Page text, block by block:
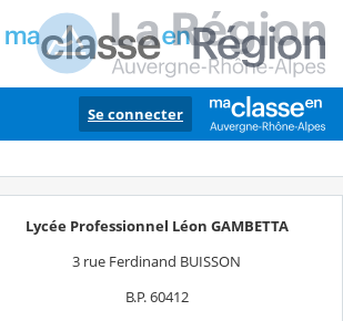
Se connecter
Lycée Professionnel Léon GAMBETTA
3 rue Ferdinand BUISSON
B.P. 60412